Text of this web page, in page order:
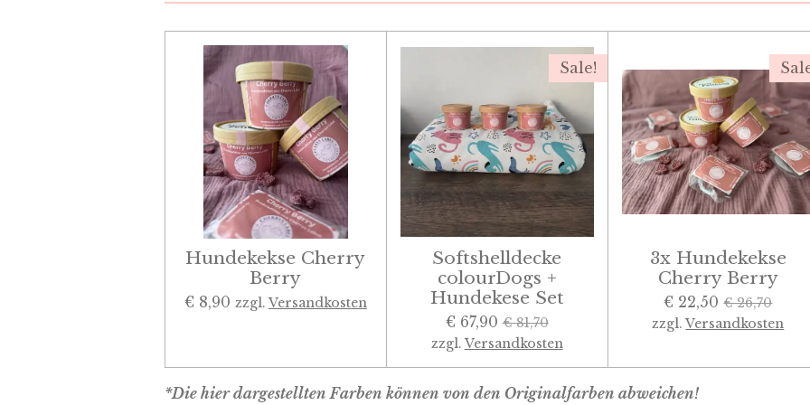
Hundekekse Cherry
Berry
€ 8,90 zzgl. Versandkosten
Sale!
Softshelldecke
colourDogs +
Hundekese Set
€ 67,90 € 81,70
zzgl. Versandkosten
3x Hundekekse
Cherry Berry
€ 22,50 € 26,70
zzgl.Versandkosten
*Die hier dargestellten Farben können von den Originalfarben abweichen!